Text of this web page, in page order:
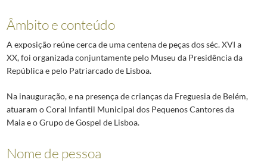
Âmbito e conteúdo
A exposição reúne cerca de uma centena de peças dos séc. XVI a
XX, foi organizada conjuntamente pelo Museu da Presidência da
República e pelo Patriarcado de Lisboa.
Na inauguração, e na presença de crianças da Freguesia de Belém,
atuaram o Coral Infantil Municipal dos Pequenos Cantores da
Maia e o Grupo de Gospel de Lisboa.
Nome de pessoa